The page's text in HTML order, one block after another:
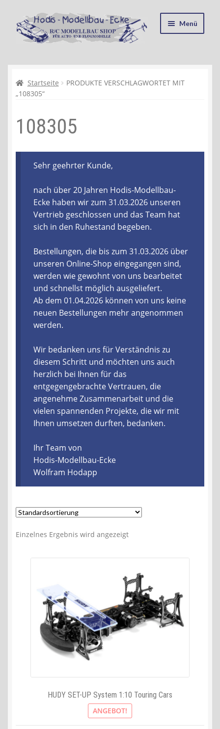
Zur
Navigation
springen
Zum
Inhalt
springen
Menü
Kasse
Recycling, Entsorgung und Umwelt
Shop
Warenkorb
Ablauf einer Bestellung
Zahlungsarten
Lieferzeit & Verfügbarkeit
Gutschein
Batterien- und Akku Verordnung
Elektro- und Elektronikgeräte Verordnung
Öle- und Schmierstoff Verordnung
Vereine & Foren
Kontakt
Startseite
PRODUKTE VERSCHLAGWORTET MIT
„108305“
108305
Sehr geehrter Kunde,
nach über 20 Jahren Hodis-Modellbau-
Ecke haben wir zum 31.03.2026 unseren
Vertrieb geschlossen und das Team hat
sich in den Ruhestand begeben.
Bestellungen, die bis zum 31.03.2026 über
unseren Online-Shop eingegangen sind,
werden wie gewohnt von uns bearbeitet
und schnellst möglich ausgeliefert.
Ab dem 01.04.2026 können von uns keine
neuen Bestellungen mehr angenommen
werden.
Wir bedanken uns für Verständnis zu
diesem Schritt und möchten uns auch
herzlich bei Ihnen für das
entgegengebrachte Vertrauen, die
angenehme Zusammenarbeit und die
vielen spannenden Projekte, die wir mit
Ihnen umsetzen durften, bedanken.
Ihr Team von
Hodis-Modellbau-Ecke
Wolfram Hodapp
Einzelnes Ergebnis wird angezeigt
HUDY SET-UP System 1:10 Touring Cars
ANGEBOT!